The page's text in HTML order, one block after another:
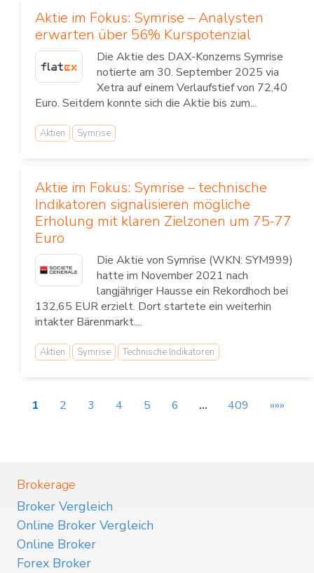
Aktie im Fokus: Symrise – Analysten
erwarten über 56% Kurspotenzial
Die Aktie des DAX-Konzerns Symrise
notierte am 30. September 2025 via
Xetra auf einem Verlaufstief von 72,40
Euro. Seitdem konnte sich die Aktie bis zum...
Aktien Symrise
Aktie im Fokus: Symrise – technische
Indikatoren signalisieren mögliche
Erholung mit klaren Zielzonen um 75-77
Euro
Die Aktie von Symrise (WKN: SYM999)
hatte im November 2021 nach
langjähriger Hausse ein Rekordhoch bei
132,65 EUR erzielt. Dort startete ein weiterhin
intakter Bärenmarkt....
Aktien Symrise Technische Indikatoren
1 2 3 4 5 6 … 409 »»»
Brokerage
Broker Vergleich
Online Broker Vergleich
Online Broker
Forex Broker